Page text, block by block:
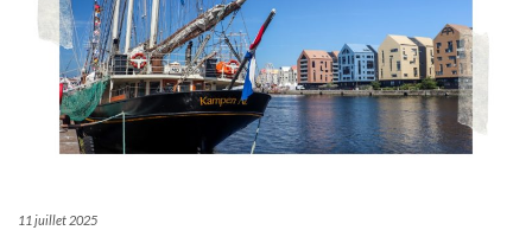
11 juillet 2025